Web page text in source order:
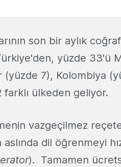
son bir aylık
yüzde 33'ü
(yüzde 7), Kolombiya
ülkeden geliyor.
vazgeçilmez
dil öğrenmeyi
). Tamamen